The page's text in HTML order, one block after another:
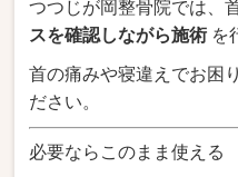
つつじが岡整骨院では、
スを確認しながら施術 を
首の痛みや寝違えでお困
ださい。
必要ならこのまま使える